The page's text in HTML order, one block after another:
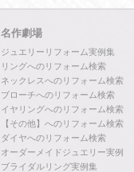
名作劇場
ジュエリーリフォーム実例集
リングへのリフォーム検索
ネックレスへのリフォーム検索
ブローチへのリフォーム検索
イヤリングへのリフォーム検索
【その他】へのリフォーム検索
ダイヤへのリフォーム検索
オーダーメイドジュエリー実例
ブライダルリング実例集